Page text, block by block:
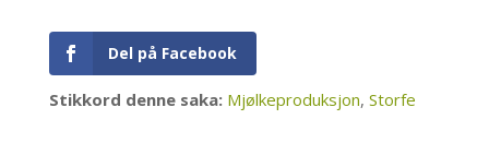
Del på Facebook
Stikkord denne saka: Mjølkeproduksjon, Storfe